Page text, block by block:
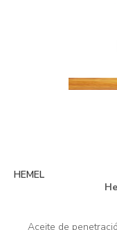
HEMEL
Aceite de